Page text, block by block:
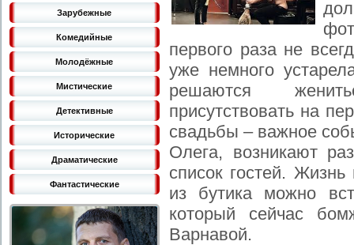
Зарубежные
Комедийные
Молодёжные
Мистические
Детективные
Исторические
Драматические
Фантастические
первого раза не
уже немного
решаются
присутствовать на
свадьбы – важное
Олега, возникают
список гостей.
из бутика можно
который сейчас
Варнавой.